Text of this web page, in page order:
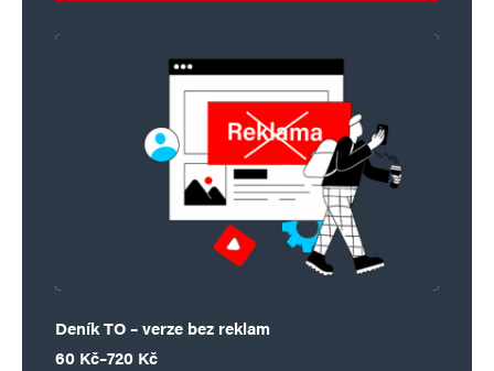
Deník TO – verze bez reklam
60 Kč–720 Kč
Rozpětí cen: 60 Kč až 720 Kč